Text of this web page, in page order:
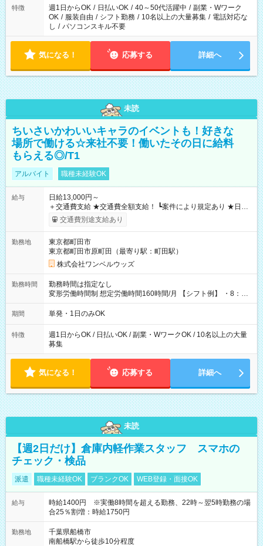
特徴 週1日からOK / 日払いOK / 40～50代活躍中 / 副業・Wワーク
OK / 服装自由 / シフト勤務 / 10名以上の大量募集 / 電話対応な
し / パソコンスキル不要
気になる！ 応募する 詳細へ
未読
ちいさいかわいいキャラのイベントも！好きな
場所で働ける☆来社不要！働いたその日に給料
もらえる◎/T1
アルバイト 職種未経験OK
給与
日給13,000円～
＋交通費支給 ★交通費全額支給！ ┗案件により規定あり ★日払
いOK！（規定あり） ┗働いたその日に現金GET♪ お仕事後はコ
ンビニATMから 日払い分を引き落とせます！ 【試用期間】試
交通費別途支給あり
勤務地
東京都町田市
東京都町田市原町田（最寄り駅：町田駅）
株式会社ワンベルウッズ
勤務時間
勤務時間は指定なし
変形労働時間制 想定労働時間160時間/月 【シフト例】 ・8：00
～21：00
期間 単発・1日のみOK
特徴
週1日からOK / 日払いOK / 副業・WワークOK / 10名以上の大量
募集
気になる！ 応募する 詳細へ
未読
【週2日だけ】倉庫内軽作業スタッフ スマホの
チェック・検品
派遣 職種未経験OK ブランクOK WEB登録・面接OK
給与
時給1400円 ※実働8時間を超える勤務、22時～翌5時勤務の場
合25％割増：時給1750円
勤務地
千葉県船橋市
南船橋駅から徒歩10分程度